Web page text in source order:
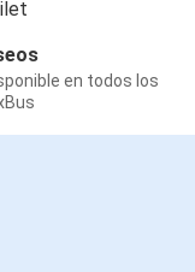
en todos los